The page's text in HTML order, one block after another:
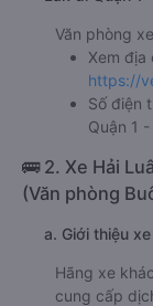
Văn phòng
Xem địa
https://
Số điện
Quận 1 -
🚌 2. Xe Hải
(Văn phòng
a. Giới thiệu
Hãng xe
cung cấp